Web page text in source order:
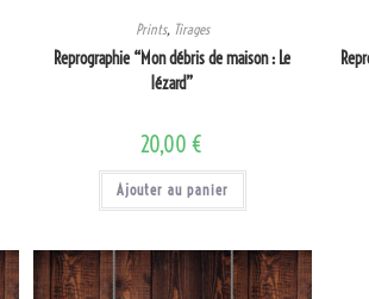
Prints, Tirages
Reprographie “Mon débris de maison : Le
lézard”
20,00€
Ajouter au panier